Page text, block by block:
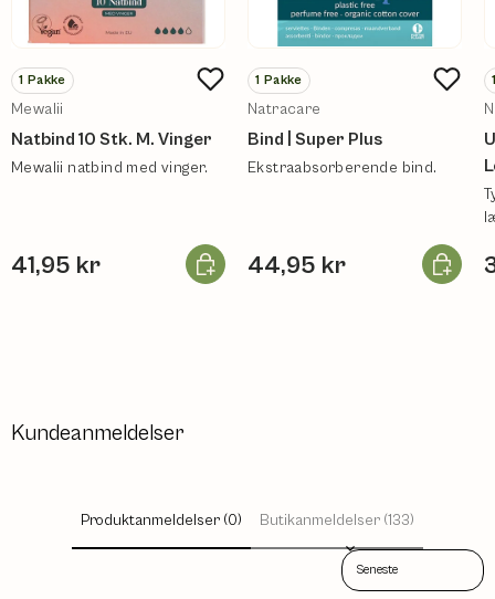
1 Pakke
Mewalii
Natbind 10 Stk. M. Vinger
Mewalii natbind med vinger.
41,95 kr Læg i kurv
1 Pakke
Natracare
Bind | Super Plus
Ekstraabsorberende bind.
44,95 kr Læg i
Kundeanmeldelser
Produktanmeldelser (0) Butikanmeldelser (133)
Sort reviews by